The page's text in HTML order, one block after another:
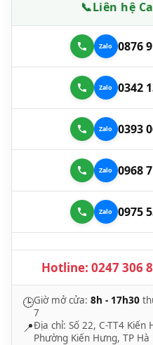
📞Liên hệ
0876
0342
0393
0968
0975
Hotline: 0247 306
🕒Giờ mở cửa: 8h - 17h30
7
📍Địa chỉ: Số 22, C-TT4
Phường Kiến Hưng, TP Hà